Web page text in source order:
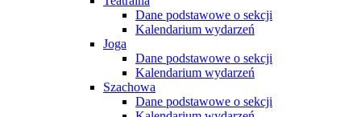
Dane podstawowe o sekcji
Kalendarium wydarzeń
Joga
Dane podstawowe o sekcji
Kalendarium wydarzeń
Szachowa
Dane podstawowe o sekcji